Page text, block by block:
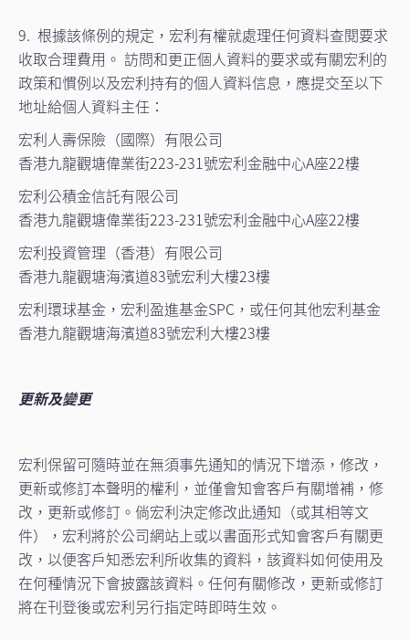
9. 根據該條例的規定，宏利有權就處理任何資料查閱要求
收取合理費用。 訪問和更正個人資料的要求或有關宏利的
政策和慣例以及宏利持有的個人資料信息，應提交至以下
地址給個人資料主任：
宏利人壽保險（國際）有限公司
香港九龍觀塘偉業街223-231號宏利金融中心A座22樓
宏利公積金信託有限公司
香港九龍觀塘偉業街223-231號宏利金融中心A座22樓
宏利投資管理（香港）有限公司
香港九龍觀塘海濱道83號宏利大樓23樓
宏利環球基金，宏利盈進基金SPC，或任何其他宏利基金
香港九龍觀塘海濱道83號宏利大樓23樓
更新及變更
宏利保留可隨時並在無須事先通知的情況下增添，修改，
更新或修訂本聲明的權利，並僅會知會客戶有關增補，修
改，更新或修訂。倘宏利決定修改此通知（或其相等文
件），宏利將於公司網站上或以書面形式知會客戶有關更
改，以便客戶知悉宏利所收集的資料，該資料如何使用及
在何種情況下會披露該資料。任何有關修改，更新或修訂
將在刊登後或宏利另行指定時即時生效。